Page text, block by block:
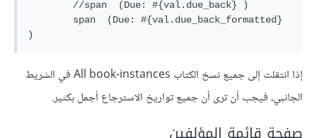
إذا انتقلت إلى جميع نسخ الكتاب All book-instances في الشريط
الجانبي، فيجب أن ترى أن جميع تواريخ الاسترجاع أجمل بكثير.